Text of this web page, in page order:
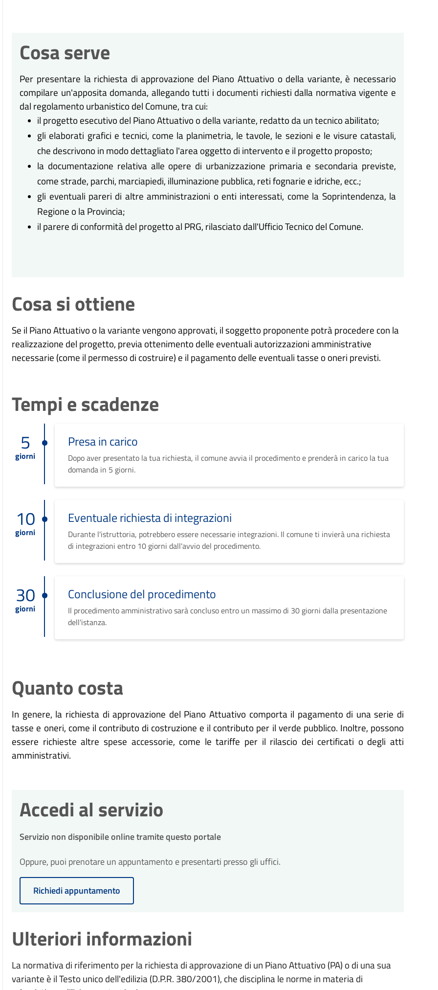
Cosa serve
Per presentare la richiesta di approvazione del Piano Attuativo o della variante, è necessario
compilare un'apposita domanda, allegando tutti i documenti richiesti dalla normativa vigente e
dal regolamento urbanistico del Comune, tra cui:
il progetto esecutivo del Piano Attuativo o della variante, redatto da un tecnico abilitato;
gli elaborati grafici e tecnici, come la planimetria, le tavole, le sezioni e le visure catastali,
che descrivono in modo dettagliato l'area oggetto di intervento e il progetto proposto;
la documentazione relativa alle opere di urbanizzazione primaria e secondaria previste,
come strade, parchi, marciapiedi, illuminazione pubblica, reti fognarie e idriche, ecc.;
gli eventuali pareri di altre amministrazioni o enti interessati, come la Soprintendenza, la
Regione o la Provincia;
il parere di conformità del progetto al PRG, rilasciato dall'Ufficio Tecnico del Comune.
Cosa si ottiene
Se il Piano Attuativo o la variante vengono approvati, il soggetto proponente potrà procedere con la
realizzazione del progetto, previa ottenimento delle eventuali autorizzazioni amministrative
necessarie (come il permesso di costruire) e il pagamento delle eventuali tasse o oneri previsti.
Tempi e scadenze
5
giorni
Presa in carico
Dopo aver presentato la tua richiesta, il comune avvia il procedimento e prenderà in carico la tua
domanda in 5 giorni.
10
giorni
Eventuale richiesta di integrazioni
Durante l'istruttoria, potrebbero essere necessarie integrazioni. Il comune ti invierà una richiesta
di integrazioni entro 10 giorni dall'avvio del procedimento.
30
giorni
Conclusione del procedimento
Il procedimento amministrativo sarà concluso entro un massimo di 30 giorni dalla presentazione
dell'istanza.
Quanto costa
In genere, la richiesta di approvazione del Piano Attuativo comporta il pagamento di una serie di
tasse e oneri, come il contributo di costruzione e il contributo per il verde pubblico. Inoltre, possono
essere richieste altre spese accessorie, come le tariffe per il rilascio dei certificati o degli atti
amministrativi.
Accedi al servizio
Servizio non disponibile online tramite questo portale
Oppure, puoi prenotare un appuntamento e presentarti presso gli uffici.
Richiedi appuntamento
Ulteriori informazioni
La normativa di riferimento per la richiesta di approvazione di un Piano Attuativo (PA) o di una sua
variante è il Testo unico dell'edilizia (D.P.R. 380/2001), che disciplina le norme in materia di